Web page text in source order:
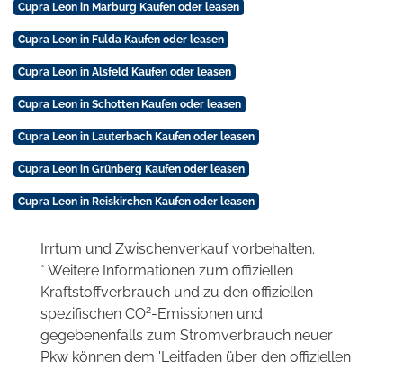
Cupra Leon in Marburg Kaufen oder leasen
Cupra Leon in Fulda Kaufen oder leasen
Cupra Leon in Alsfeld Kaufen oder leasen
Cupra Leon in Schotten Kaufen oder leasen
Cupra Leon in Lauterbach Kaufen oder leasen
Cupra Leon in Grünberg Kaufen oder leasen
Cupra Leon in Reiskirchen Kaufen oder leasen
Irrtum und Zwischenverkauf vorbehalten.
* Weitere Informationen zum offiziellen
Kraftstoffverbrauch und zu den offiziellen
spezifischen CO2-Emissionen und
gegebenenfalls zum Stromverbrauch neuer
Pkw können dem 'Leitfaden über den offiziellen